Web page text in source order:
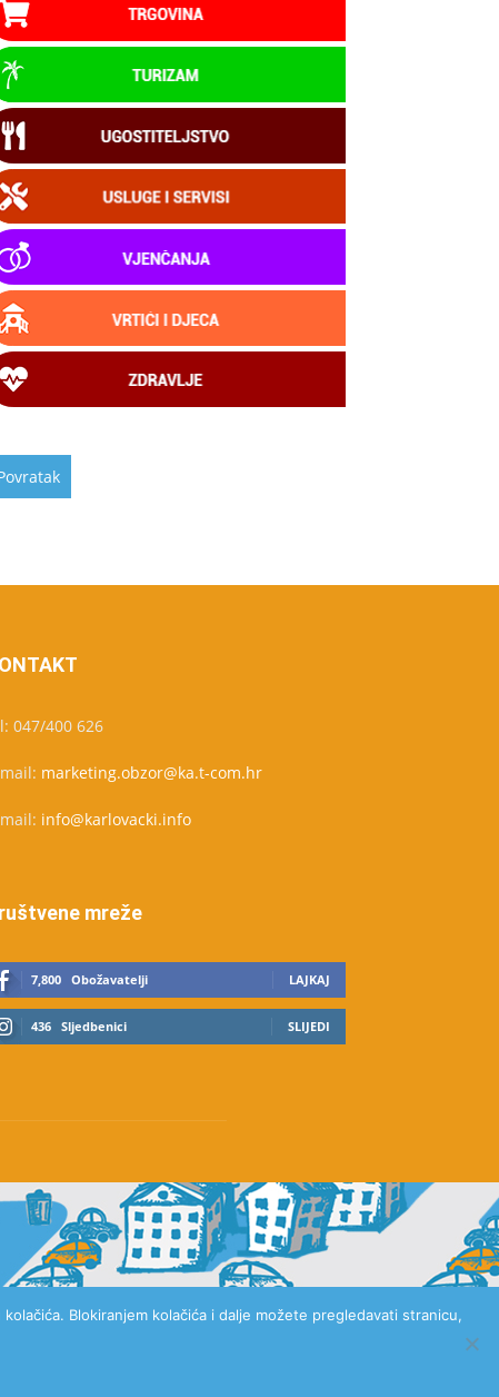
047/400 626
marketing.obzor@ka.t-com.hr
info@karlovacki.info
mreže
7,800 Obožavatelji LAJKAJ
436 Sljedbenici SLIJEDI
Blokiranjem kolačića i dalje možete pregledavati stranicu,